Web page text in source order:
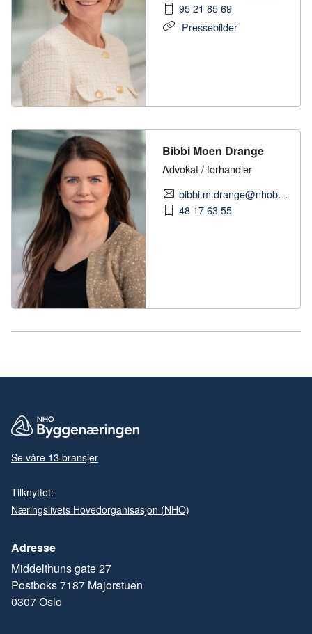
95 21 85 69
Pressebilder
Bibbi Moen Drange
Advokat / forhandler
bibbi.m.drange@nhobyggenaringen.no
48 17 63 55
Se våre 13 bransjer
Tilknyttet:
Næringslivets Hovedorganisasjon (NHO)
Adresse
Middelthuns gate 27
Postboks 7187 Majorstuen
0307 Oslo